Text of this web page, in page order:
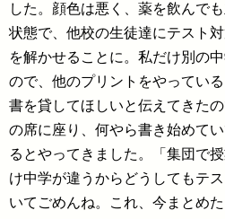
した。顔色は悪く、薬を飲んで
状態で、他校の生徒達にテスト
を解かせることに。私だけ別の
ので、他のプリントをやってい
書を貸してほしいと伝えてきた
の席に座り、何やら書き始めて
るとやってきました。「集団で
け中学が違うからどうしてもテ
いてごめんね。これ、今まとめ